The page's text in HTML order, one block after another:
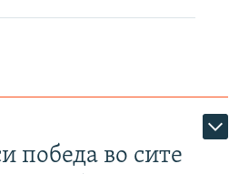
победа во сите